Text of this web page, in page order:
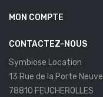
MON COMPTE
CONTACTEZ-NOUS
Symbiose Location
13 Rue de la Porte Neuve
78810 FEUCHEROLLES